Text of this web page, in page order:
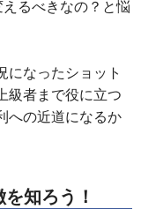
るべきなの？と悩
になったショット
級者まで役に立つ
への近道になるか
知ろう！